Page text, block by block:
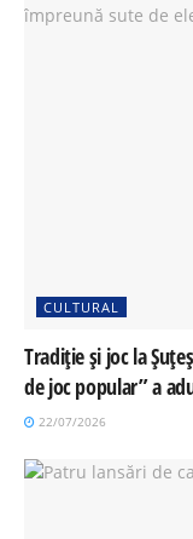
CULTURAL
Tradiție și joc la
de joc popular” a
22/07/2026